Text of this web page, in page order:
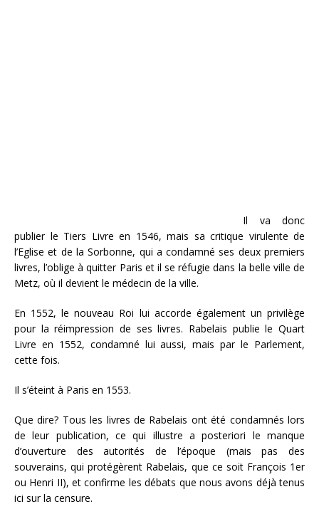
Il va donc
publier le Tiers Livre en 1546, mais sa critique virulente de
l’Eglise et de la Sorbonne, qui a condamné ses deux premiers
livres, l’oblige à quitter Paris et il se réfugie dans la belle ville de
Metz, où il devient le médecin de la ville.
En 1552, le nouveau Roi lui accorde également un privilège
pour la réimpression de ses livres. Rabelais publie le Quart
Livre en 1552, condamné lui aussi, mais par le Parlement,
cette fois.
Il s’éteint à Paris en 1553.
Que dire? Tous les livres de Rabelais ont été condamnés lors
de leur publication, ce qui illustre a posteriori le manque
d’ouverture des autorités de l’époque (mais pas des
souverains, qui protégèrent Rabelais, que ce soit François 1er
ou Henri II), et confirme les débats que nous avons déjà tenus
ici sur la censure.